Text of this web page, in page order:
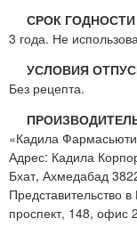
СРОК ГОДНОСТИ
3 года. Не
УСЛОВИЯ
Без рецепта.
«Кадила
Адрес: Кадила
Бхат, Ахмедабад
Представительство
проспект, 148, офис